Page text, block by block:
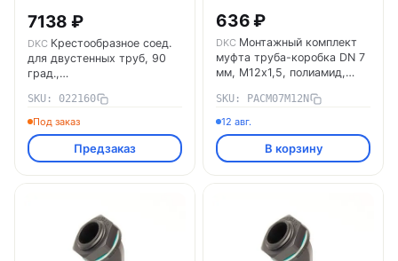
7138 ₽
DKC Крестообразное соед.
для двустенных труб, 90
град.,
022160 DKC
SKU: 022160
Под заказ
Предзаказ
636 ₽
DKC Монтажный комплект
муфта труба-коробка DN 7
мм, М12х1,5, полиамид,
DKC
SKU: PACM07M12N
12 авг.
В корзину